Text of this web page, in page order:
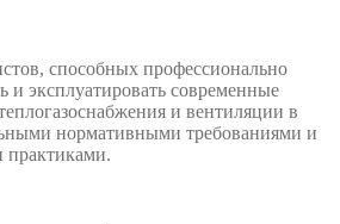
способных профессионально
и эксплуатировать современные
и вентиляции в
нормативными требованиями и